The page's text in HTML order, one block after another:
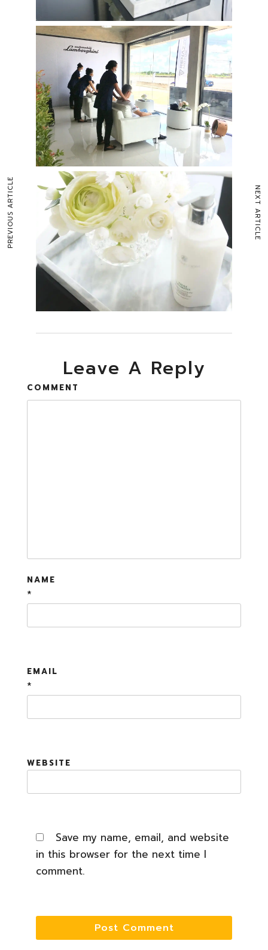
Leave A Reply
COMMENT
NAME
*
EMAIL
*
WEBSITE
Save my name, email, and website
in this browser for the next time I
comment.
PREVIOUS ARTICLE NEXT ARTICLE